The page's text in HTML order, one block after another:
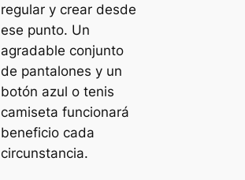
regular y crear desde
ese punto. Un
agradable conjunto
de pantalones y un
botón azul o tenis
camiseta funcionará
beneficio cada
circunstancia.